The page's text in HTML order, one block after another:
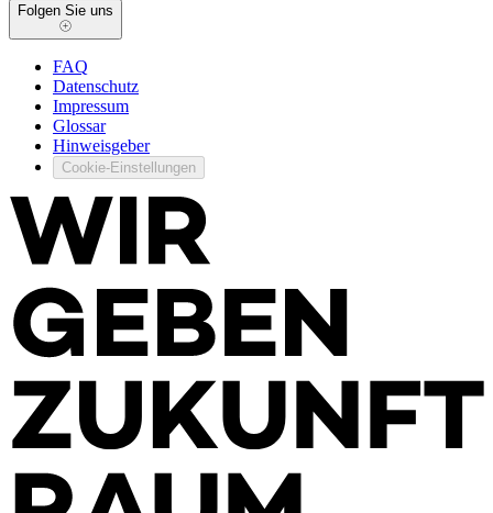
Folgen Sie uns
FAQ
Datenschutz
Impressum
Glossar
Hinweisgeber
Cookie-Einstellungen